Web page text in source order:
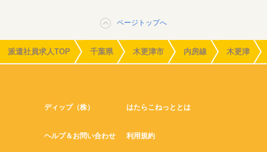
ページトップへ
派遣社員求人TOP 千葉県 木更津市 内房線 木更津
ディップ（株） はたらこねっととは
ヘルプ＆お問い合わせ 利用規約